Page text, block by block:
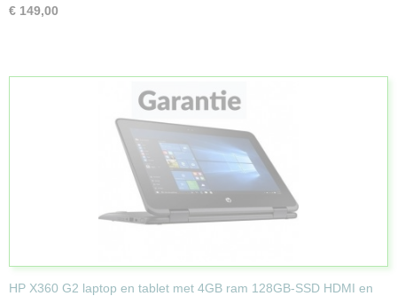
€ 149,00
HP X360 G2 laptop en tablet met 4GB ram 128GB-SSD HDMI en